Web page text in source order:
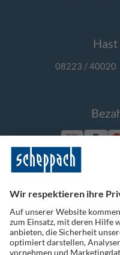
Hast
08223 / 40020
Folge